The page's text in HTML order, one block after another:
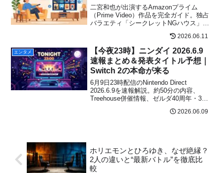
二宮和也が出演するAmazonプライム
（Prime Video）作品を完全ガイド。独占
バラエティ「シークレットNGハウス」か
の口コミやお得な無料体験の使い方も紹
介。今夜観るべき一本が見つかる。
2026.06.11
エンタメ
【今夜23時】ニンダイ 2026.6.9
速報まとめ＆発表タイトル予想｜
Switch 2の本命が来る
6月9日23時配信のNintendo Direct
2026.6.9を速報解説。約50分の内容、
Treehouse併催情報、ゼルダ40周年・3D
2026.06.09
ホリエモンとひろゆき、なぜ絶縁？
2人の違いと“最新バトル”を徹底比
較